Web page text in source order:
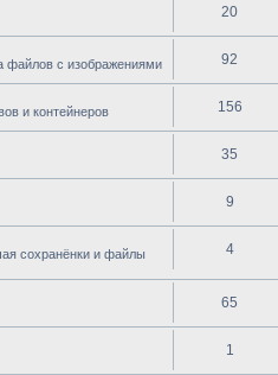
20
файлов с изображениями 92
и контейнеров 156
35
9
сохранёнки и файлы
4
65
1